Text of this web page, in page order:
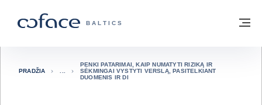
„COFACE“ FOR TRADE - GRUPĖS
BALTICS
Grįžti į pradžią
PRADŽIA
PENKI PATARIMAI, KAIP NUMATYTI RIZIKĄ IR
SĖKMINGAI VYSTYTI VERSLĄ, PASITELKIANT
DUOMENIS IR DI